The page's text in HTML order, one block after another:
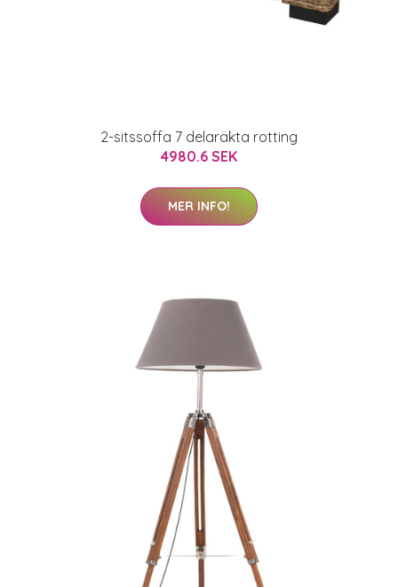
2-sitssoffa 7 delaräkta rotting
4980.6 SEK
MER INFO!